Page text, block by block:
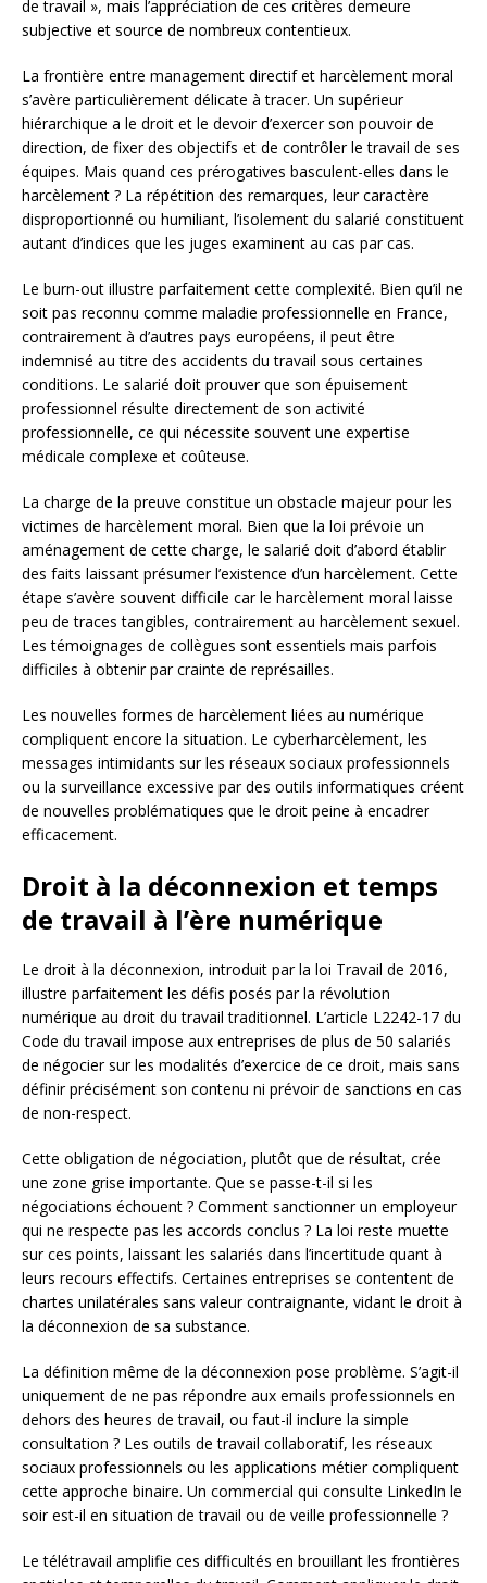
de travail », mais l’appréciation de ces critères demeure
subjective et source de nombreux contentieux.
La frontière entre management directif et harcèlement moral
s’avère particulièrement délicate à tracer. Un supérieur
hiérarchique a le droit et le devoir d’exercer son pouvoir de
direction, de fixer des objectifs et de contrôler le travail de ses
équipes. Mais quand ces prérogatives basculent-elles dans le
harcèlement ? La répétition des remarques, leur caractère
disproportionné ou humiliant, l’isolement du salarié constituent
autant d’indices que les juges examinent au cas par cas.
Le burn-out illustre parfaitement cette complexité. Bien qu’il ne
soit pas reconnu comme maladie professionnelle en France,
contrairement à d’autres pays européens, il peut être
indemnisé au titre des accidents du travail sous certaines
conditions. Le salarié doit prouver que son épuisement
professionnel résulte directement de son activité
professionnelle, ce qui nécessite souvent une expertise
médicale complexe et coûteuse.
La charge de la preuve constitue un obstacle majeur pour les
victimes de harcèlement moral. Bien que la loi prévoie un
aménagement de cette charge, le salarié doit d’abord établir
des faits laissant présumer l’existence d’un harcèlement. Cette
étape s’avère souvent difficile car le harcèlement moral laisse
peu de traces tangibles, contrairement au harcèlement sexuel.
Les témoignages de collègues sont essentiels mais parfois
difficiles à obtenir par crainte de représailles.
Les nouvelles formes de harcèlement liées au numérique
compliquent encore la situation. Le cyberharcèlement, les
messages intimidants sur les réseaux sociaux professionnels
ou la surveillance excessive par des outils informatiques créent
de nouvelles problématiques que le droit peine à encadrer
efficacement.
Droit à la déconnexion et temps
de travail à l’ère numérique
Le droit à la déconnexion, introduit par la loi Travail de 2016,
illustre parfaitement les défis posés par la révolution
numérique au droit du travail traditionnel. L’article L2242-17 du
Code du travail impose aux entreprises de plus de 50 salariés
de négocier sur les modalités d’exercice de ce droit, mais sans
définir précisément son contenu ni prévoir de sanctions en cas
de non-respect.
Cette obligation de négociation, plutôt que de résultat, crée
une zone grise importante. Que se passe-t-il si les
négociations échouent ? Comment sanctionner un employeur
qui ne respecte pas les accords conclus ? La loi reste muette
sur ces points, laissant les salariés dans l’incertitude quant à
leurs recours effectifs. Certaines entreprises se contentent de
chartes unilatérales sans valeur contraignante, vidant le droit à
la déconnexion de sa substance.
La définition même de la déconnexion pose problème. S’agit-il
uniquement de ne pas répondre aux emails professionnels en
dehors des heures de travail, ou faut-il inclure la simple
consultation ? Les outils de travail collaboratif, les réseaux
sociaux professionnels ou les applications métier compliquent
cette approche binaire. Un commercial qui consulte LinkedIn le
soir est-il en situation de travail ou de veille professionnelle ?
Le télétravail amplifie ces difficultés en brouillant les frontières